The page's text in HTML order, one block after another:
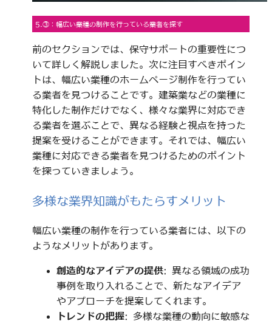
5.③：幅広い業種の制作を行っている業者を探す
前のセクションでは、保守サポートの重要性につ
いて詳しく解説しました。次に注目すべきポイン
トは、幅広い業種のホームページ制作を行ってい
る業者を見つけることです。建築業などの業種に
特化した制作だけでなく、様々な業界に対応でき
る業者を選ぶことで、異なる経験と視点を持った
提案を受けることができます。それでは、幅広い
業種に対応できる業者を見つけるためのポイント
を探っていきましょう。
多様な業界知識がもたらすメリット
幅広い業種の制作を行っている業者には、以下の
ようなメリットがあります。
創造的なアイデアの提供: 異なる領域の成功
事例を取り入れることで、新たなアイデア
やアプローチを提案してくれます。
トレンドの把握: 多様な業種の動向に敏感な